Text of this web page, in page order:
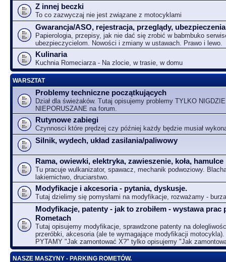
Z innej beczki
To co zazwyczaj nie jest związane z motocyklami
Gwarancja/ASO, rejestracja, przeglądy,
Papierologia, przepisy, jak nie dać się zrobić w babmbuko
ubezpieczycielom. Nowości i zmiany w ustawach. Prawo i lewo.
Kulinaria
Kuchnia Romeciarza - Na zlocie, w trasie, w domu
WARSZTAT
Problemy techniczne początkujących
Dział dla świeżaków. Tutaj opisujemy problemy TYLKO NIGDZIE
NIEPORUSZANE na forum.
Rutynowe zabiegi
Czynnosci które prędzej czy później każdy będzie musiał
Silnik, wydech, układ zasilania/paliwowy
Rama, owiewki, elektryka, zawieszenie, koła, hamulce
Tu pracuje wulkanizator, spawacz, mechanik podwoziowy.
lakiernictwo, druciarstwo.
Modyfikacje i akcesoria - pytania, dyskusje.
Tutaj dzielimy się pomysłami na modyfikacje, rozważamy -
Modyfikacje, patenty - jak to zrobiłem - wystawa prac
Rometach
Tutaj opisujemy modyfikacje, sprawdzone patenty na
przeróbki, akcesoria (ale te wymagające modyfikacji
PYTAMY "Jak zamontować X?" tylko opisujemy "Jak
NASZE MASZYNY - PARKING ROMETÓW.